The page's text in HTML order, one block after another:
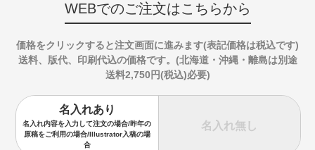
WEBでのご注文はこちらから
価格をクリックすると注文画面に進みます(表記価格は税込です)
送料、版代、印刷代込の価格です。(北海道・沖縄・離島は別途
送料2,750円(税込)必要)
名入れあり
名入れ内容を入力して注文の場合/昨年の
原稿をご利用の場合/Illustrator入稿の場
合
名入れ無し